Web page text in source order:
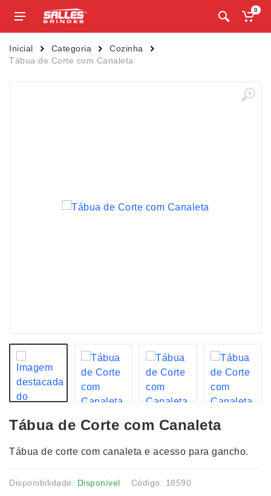
0
Inicial Categoria
Cozinha
Tábua de Corte com Canaleta
Tábua de Corte com Canaleta
Tábua de corte com canaleta e acesso para gancho.
Disponibilidade: Disponível Código: 18590